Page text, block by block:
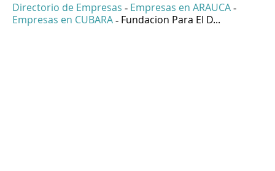
Directorio de Empresas - Empresas en ARAUCA -
Empresas en CUBARA - Fundacion Para El D...